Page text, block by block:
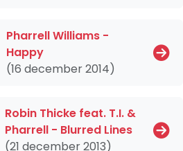
Pharrell Williams -
Happy
(16 december 2014)
Robin Thicke feat. T.I. &
Pharrell - Blurred Lines
(21 december 2013)